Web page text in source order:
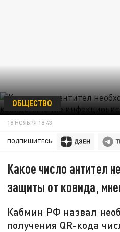
ОБЩЕСТВО
18 НОЯБРЯ 18:43
ПОДПИШИТЕСЬ:
Какое число антител
защиты от ковида,
Кабмин РФ назвал
получения QR-кода